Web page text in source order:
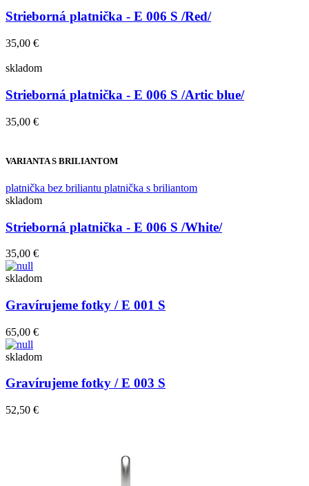
Strieborná platnička - E 006 S /Red/
35,00 €
skladom
Strieborná platnička - E 006 S /Artic blue/
35,00 €
VARIANTA S BRILIANTOM
platnička bez briliantu platnička s briliantom
skladom
Strieborná platnička - E 006 S /White/
35,00 €
skladom
Gravírujeme fotky / E 001 S
65,00 €
skladom
Gravírujeme fotky / E 003 S
52,50 €